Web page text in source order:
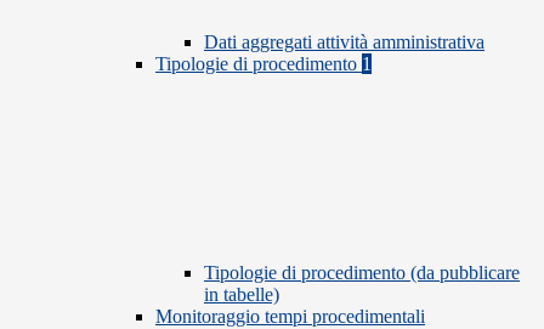
Dati aggregati attività amministrativa
Tipologie di procedimento 1
Tipologie di procedimento (da pubblicare
in tabelle)
Monitoraggio tempi procedimentali